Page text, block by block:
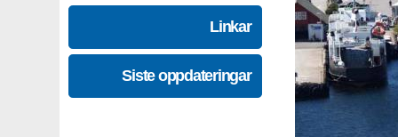
Linkar
Siste oppdateringar